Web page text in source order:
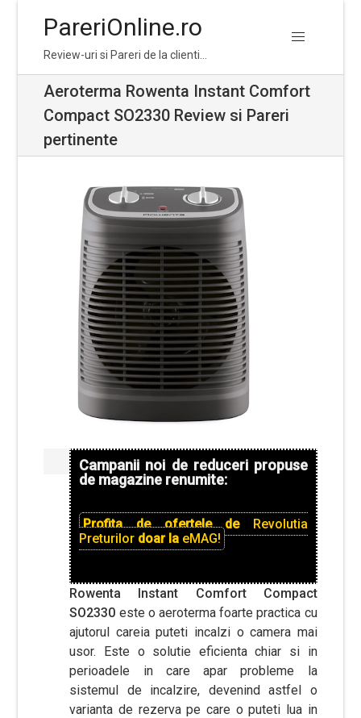
navigation
content
PareriOnline.ro
Review-uri si Pareri de la clienti…
Aeroterma Rowenta Instant Comfort
Compact SO2330 Review si Pareri
pertinente
Campanii noi de reduceri propuse
de magazine renumite:
Profita de ofertele de Revolutia
Preturilor doar la eMAG!
Rowenta Instant Comfort Compact
SO2330 este o aeroterma foarte practica cu
ajutorul careia puteti incalzi o camera mai
usor. Este o solutie eficienta chiar si in
perioadele in care apar probleme la
sistemul de incalzire, devenind astfel o
varianta de rezerva pe care o puteti lua in